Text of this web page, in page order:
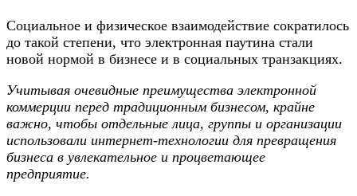
Социальное и физическое взаимодействие сократилось
до такой степени, что электронная паутина стали
новой нормой в бизнесе и в социальных транзакциях.
Учитывая очевидные преимущества электронной
коммерции перед традиционным бизнесом, крайне
важно, чтобы отдельные лица, группы и организации
использовали интернет-технологии для превращения
бизнеса в увлекательное и процветающее
предприятие.